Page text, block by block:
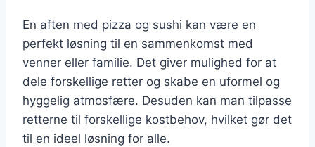
En aften med pizza og sushi kan være en
perfekt løsning til en sammenkomst med
venner eller familie. Det giver mulighed for at
dele forskellige retter og skabe en uformel og
hyggelig atmosfære. Desuden kan man tilpasse
retterne til forskellige kostbehov, hvilket gør det
til en ideel løsning for alle.